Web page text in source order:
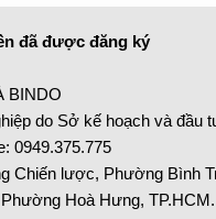
đã được đăng ký
BINDO
do Sở kế hoạch và đầu
0949.375.775
Chiến lược, Phường Bình
Hoà Hưng,